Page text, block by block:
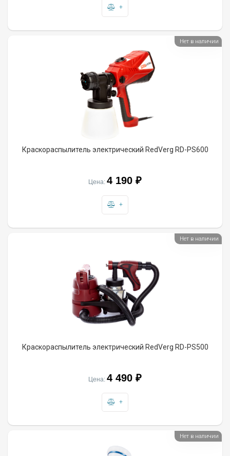
+
Краскораспылитель электрический RedVerg RD-PS600
Цена: 4 190 ₽
+
Нет в наличии
Краскораспылитель электрический RedVerg RD-PS500
Цена: 4 490 ₽
+
Нет в наличии
Нет в наличии